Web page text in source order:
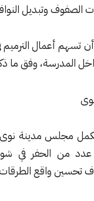
النوافذ
الترميم في تحسين
وفق ما ذكرت
نوى،
في شوارع
الطرقات وتعزيز